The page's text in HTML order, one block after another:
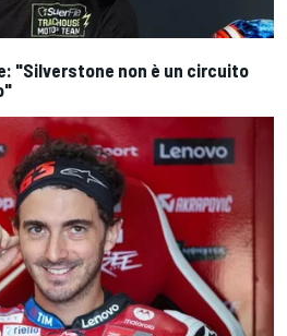
"Silverstone non è un circuito